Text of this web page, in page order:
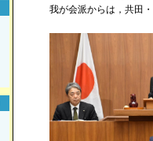
我が会派からは，共田